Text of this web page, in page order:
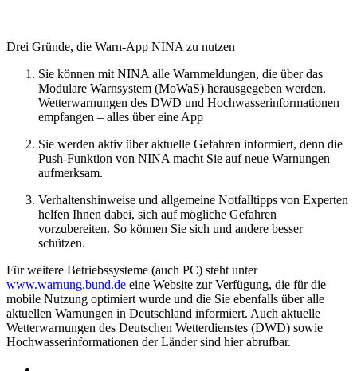
Drei Gründe, die Warn-App NINA zu nutzen
Sie können mit NINA alle Warnmeldungen, die über das
Modulare Warnsystem (MoWaS) herausgegeben werden,
Wetterwarnungen des DWD und Hochwasserinformationen
empfangen – alles über eine App
Sie werden aktiv über aktuelle Gefahren informiert, denn die
Push-Funktion von NINA macht Sie auf neue Warnungen
aufmerksam.
Verhaltenshinweise und allgemeine Notfalltipps von Experten
helfen Ihnen dabei, sich auf mögliche Gefahren
vorzubereiten. So können Sie sich und andere besser
schützen.
Für weitere Betriebssysteme (auch PC) steht unter
www.warnung.bund.de eine Website zur Verfügung, die für die
mobile Nutzung optimiert wurde und die Sie ebenfalls über alle
aktuellen Warnungen in Deutschland informiert. Auch aktuelle
Wetterwarnungen des Deutschen Wetterdienstes (DWD) sowie
Hochwasserinformationen der Länder sind hier abrufbar.